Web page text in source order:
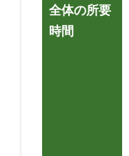
全体の所要
時間